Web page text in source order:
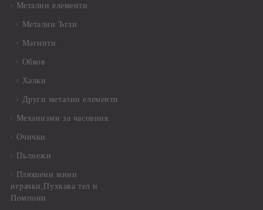
Метални елементи
Метални Ъгли
Магнити
Обков
Халки
Други метални елементи
Механизми за часовник
Очички
Пълнежи
Плюшени мини
играчки,Пухкава тел и
Помпони